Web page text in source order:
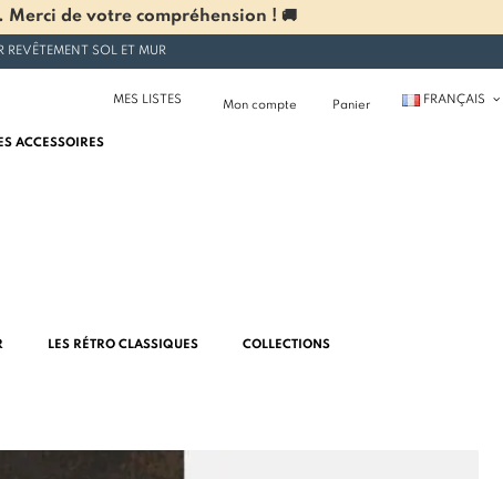
Merci de votre compréhension ! 🚚
SOL ET MUR
MES LISTES Mon compte Panier FRANÇAIS
ACCESSOIRES
LES RÉTRO CLASSIQUES COLLECTIONS